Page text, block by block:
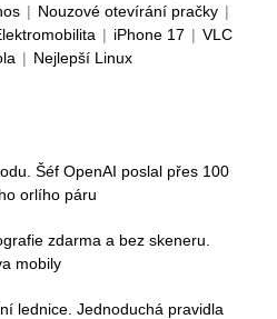
| Nouzové otevírání pračky |
| iPhone 17 | VLC
| Nejlepší Linux
Šéf OpenAI poslal přes 100
orlího páru
zdarma a bez skeneru.
mobily
lednice. Jednoduchá pravidla